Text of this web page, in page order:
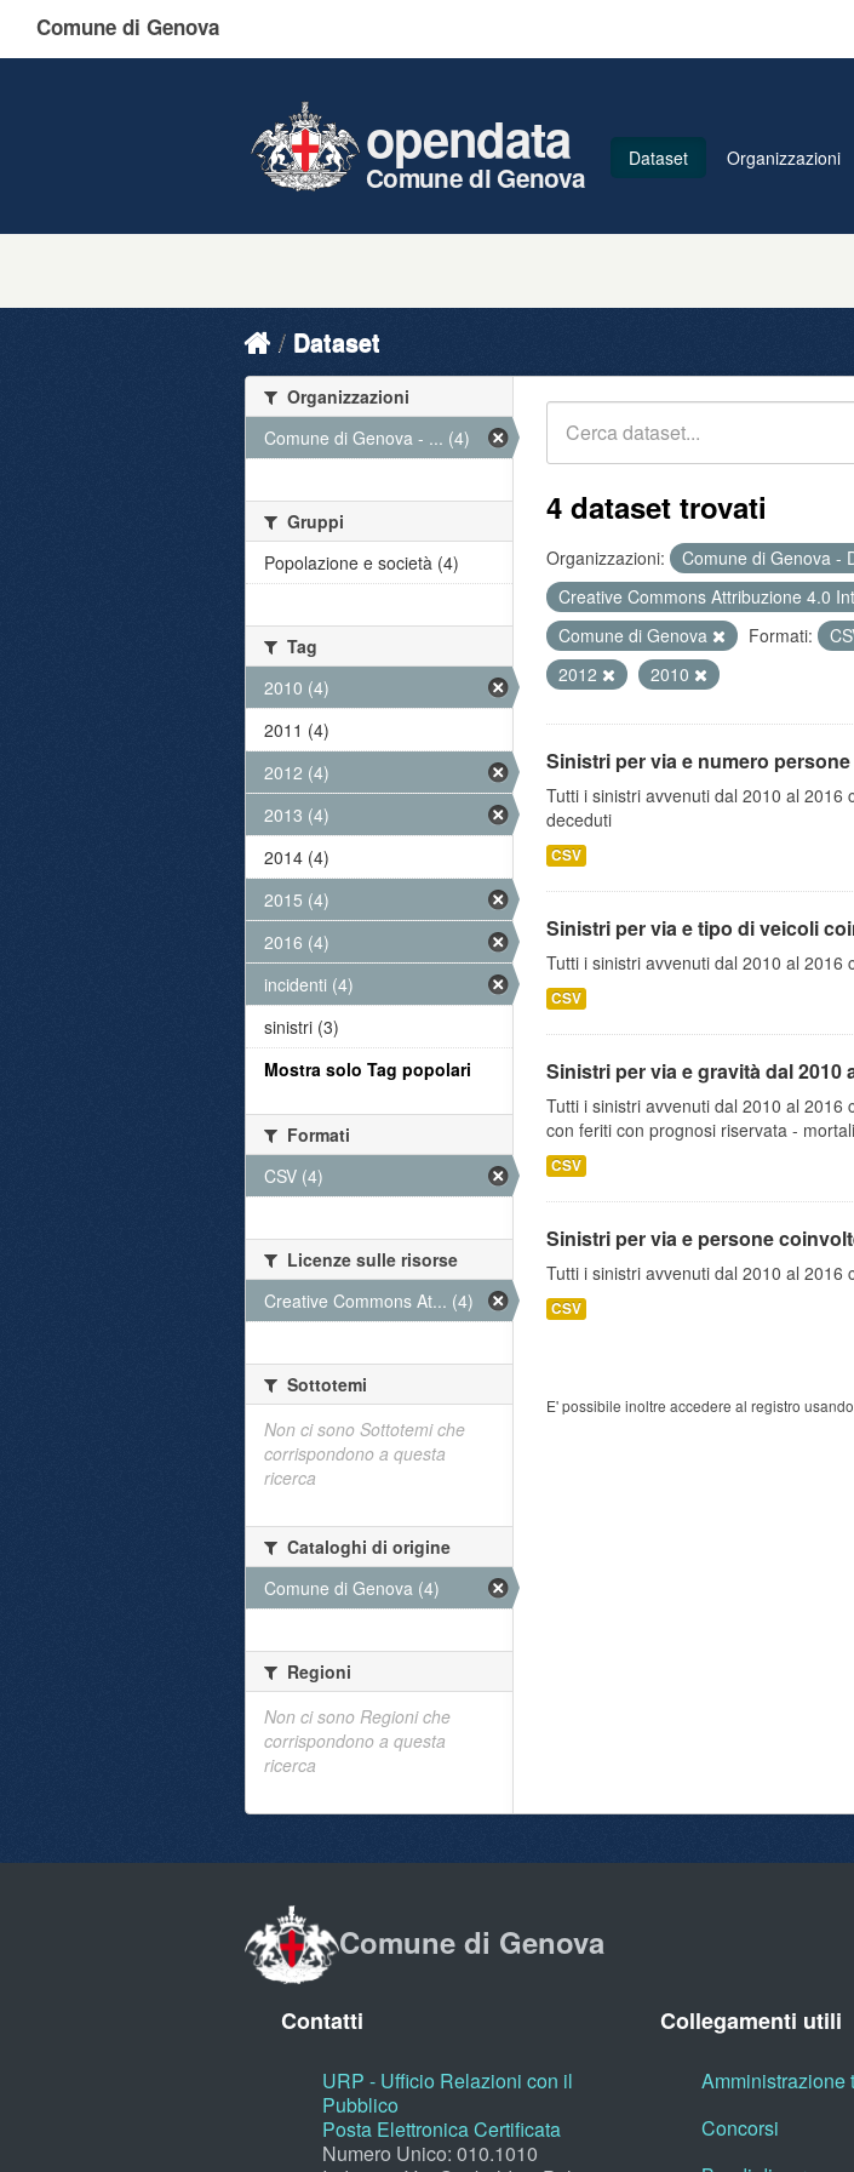
Comune di Genova
opendata
Comune di Genova
Dataset Organizzazioni
Dataset
4 dataset trovati
Organizzazioni: Comune di Genova -
Creative Commons Attribuzione 4.0
Comune di Genova
Formati:
2012
2010
Sinistri per via e numero
Tutti i sinistri avvenuti dal 2010 al
deceduti
CSV
Sinistri per via e tipo di veicoli
Tutti i sinistri avvenuti dal 2010 al 2016
CSV
Sinistri per via e gravità dal 2010
Tutti i sinistri avvenuti dal 2010 al
con feriti con prognosi riservata - mortali
CSV
Sinistri per via e persone
Tutti i sinistri avvenuti dal 2010 al
CSV
E' possibile inoltre accedere al registro
Organizzazioni
Comune di Genova - ... (4)
Gruppi
Popolazione e società (4)
Tag
2010 (4)
2011 (4)
2012 (4)
2013 (4)
2014 (4)
2015 (4)
2016 (4)
incidenti (4)
sinistri (3)
Mostra solo Tag popolari
Formati
CSV (4)
Licenze sulle risorse
Creative Commons At... (4)
Sottotemi
Non ci sono Sottotemi che
corrispondono a questa
ricerca
Cataloghi di origine
Comune di Genova (4)
Regioni
Non ci sono Regioni che
corrispondono a questa
ricerca
Comune di Genova
Contatti
URP - Ufficio Relazioni con il
Pubblico
Posta Elettronica Certificata
Numero Unico: 010.1010
Collegamenti utili
Amministrazione
Concorsi